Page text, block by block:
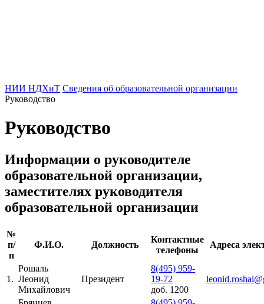
НИИ НДХиТ Сведения об образовательной организации
Руководство
Руководство
Информации о руководителе
образовательной организации,
заместителях руководителя
образовательной организации
№
п/
п
Ф.И.О. Должность
Контактные
телефоны
Адреса
1.
Рошаль
Леонид
Михайлович
Президент
8(495) 959-
19-72
доб. 1200